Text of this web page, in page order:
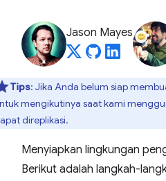
Jason Mayes
Tips: Jika Anda belum siap
mengikutinya saat kami
direplikasi.
Menyiapkan lingkungan
Berikut adalah langkah-